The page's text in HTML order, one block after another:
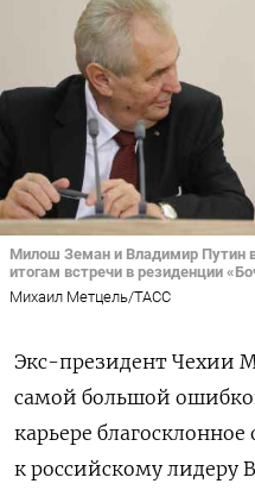
Милош Земан и Владимир Путин
итогам встречи в резиденции
Михаил Метцель/ТАСС
Экс-президент Чехии
самой большой
карьере
к российскому лидеру